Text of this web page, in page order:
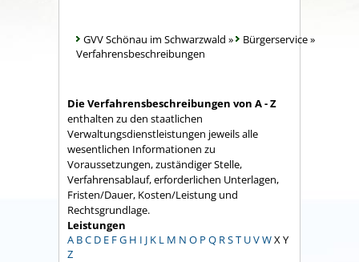
GVV Schönau im Schwarzwald » Bürgerservice»
Verfahrensbeschreibungen
Die Verfahrensbeschreibungen von A - Z
enthalten zu den staatlichen
Verwaltungsdienstleistungen jeweils alle
wesentlichen Informationen zu
Voraussetzungen, zuständiger Stelle,
Verfahrensablauf, erforderlichen Unterlagen,
Fristen/Dauer, Kosten/Leistung und
Rechtsgrundlage.
Leistungen
A BC D E FG H I J K L M N O P Q RST UVWX Y
Z